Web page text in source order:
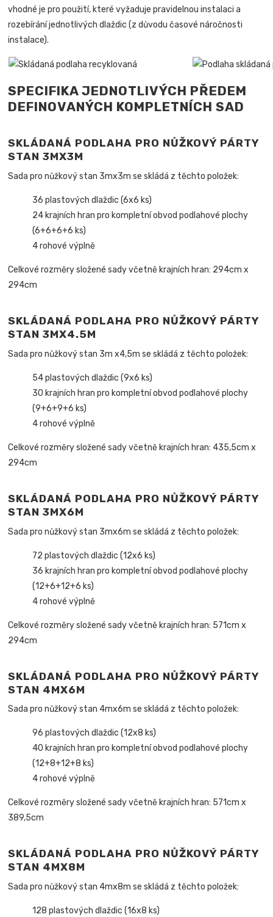
vhodné je pro použití, které vyžaduje pravidelnou instalaci a
rozebírání jednotlivých dlaždic (z důvodu časové náročnosti
instalace).
SPECIFIKA JEDNOTLIVÝCH PŘEDEM
DEFINOVANÝCH KOMPLETNÍCH SAD
SKLÁDANÁ PODLAHA PRO NŮŽKOVÝ PÁRTY
STAN 3MX3M
Sada pro nůžkový stan 3mx3m se skládá z těchto položek:
36 plastových dlaždic (6x6 ks)
24 krajních hran pro kompletní obvod podlahové plochy
(6+6+6+6 ks)
4 rohové výplně
Celkové rozměry složené sady včetně krajních hran: 294cm x
294cm
SKLÁDANÁ PODLAHA PRO NŮŽKOVÝ PÁRTY
STAN 3MX4.5M
Sada pro nůžkový stan 3m x4,5m se skládá z těchto položek:
54 plastových dlaždic (9x6 ks)
30 krajních hran pro kompletní obvod podlahové plochy
(9+6+9+6 ks)
4 rohové výplně
Celkové rozměry složené sady včetně krajních hran: 435,5cm x
294cm
SKLÁDANÁ PODLAHA PRO NŮŽKOVÝ PÁRTY
STAN 3MX6M
Sada pro nůžkový stan 3mx6m se skládá z těchto položek:
72 plastových dlaždic (12x6 ks)
36 krajních hran pro kompletní obvod podlahové plochy
(12+6+12+6 ks)
4 rohové výplně
Celkové rozměry složené sady včetně krajních hran: 571cm x
294cm
SKLÁDANÁ PODLAHA PRO NŮŽKOVÝ PÁRTY
STAN 4MX6M
Sada pro nůžkový stan 4mx6m se skládá z těchto položek:
96 plastových dlaždic (12x8 ks)
40 krajních hran pro kompletní obvod podlahové plochy
(12+8+12+8 ks)
4 rohové výplně
Celkové rozměry složené sady včetně krajních hran: 571cm x
389,5cm
SKLÁDANÁ PODLAHA PRO NŮŽKOVÝ PÁRTY
STAN 4MX8M
Sada pro nůžkový stan 4mx8m se skládá z těchto položek:
128 plastových dlaždic (16x8 ks)